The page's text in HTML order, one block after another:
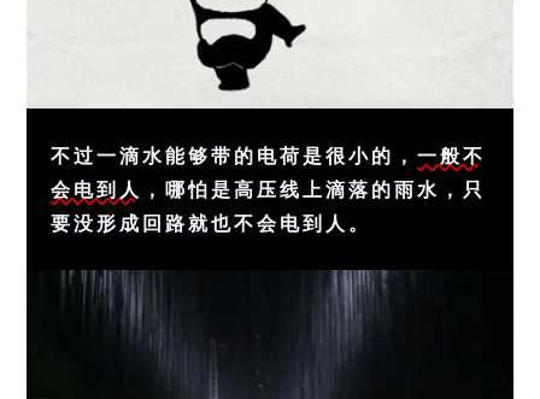
不过一滴水能够带的电荷是很小的，一般不
会电到人 ，哪怕是高压线上滴落的雨水，只
要没形成回路就也不会电到人。